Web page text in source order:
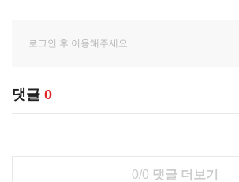
댓글 0
0/0 댓글 더보기